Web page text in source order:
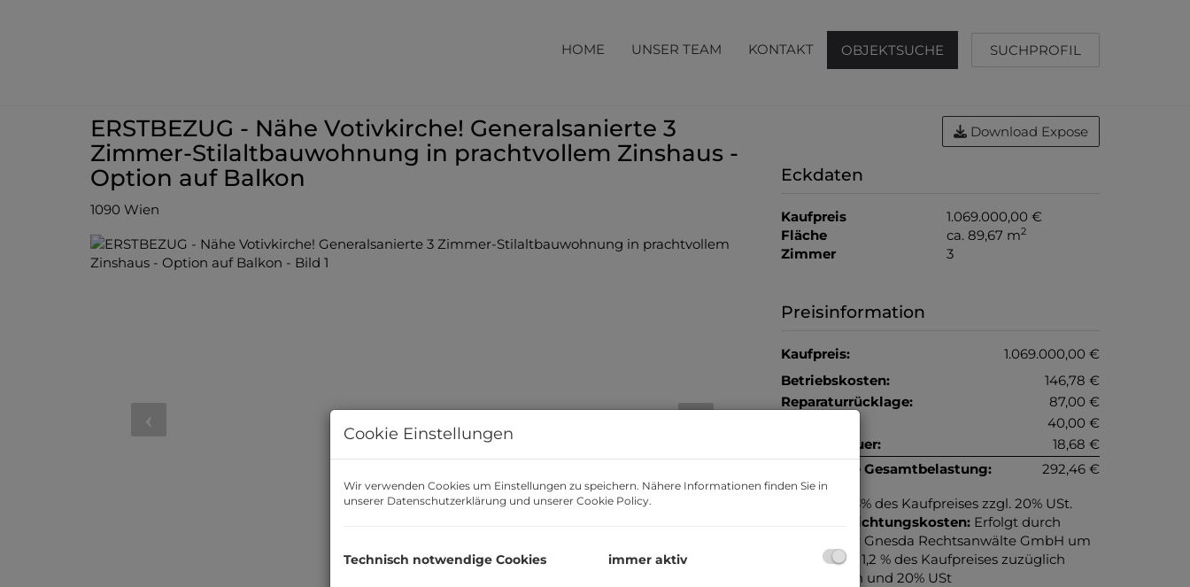
HOME UNSER TEAM KONTAKT OBJEKTSUCHE SUCHPROFIL
ERSTBEZUG - Nähe Votivkirche! Generalsanierte 3
Zimmer-Stilaltbauwohnung in prachtvollem Zinshaus -
Option auf Balkon
1090 Wien
Download Expose
Eckdaten
Kaufpreis
1.069.000,00 €
Fläche
ca. 89,67 m2
Zimmer 3
Preisinformation
Kaufpreis:
1.069.000,00 €
Betriebskosten:
146,78 €
Reparaturrücklage:
87,00 €
40,00 €
Umsatzsteuer:
18,68 €
monatliche Gesamtbelastung:
292,46 €
3% des Kaufpreises zzgl. 20% USt.
Vertragserrichtungskosten: Erfolgt durch
Tiefenthaler Gnesda Rechtsanwälte GmbH um
EUR (netto) 1,2 % des Kaufpreises zuzüglich
Barauslagen und 20% USt
Cookie Einstellungen
Wir verwenden Cookies um Einstellungen zu speichern. Nähere Informationen finden Sie in
unserer Datenschutzerklärung und unserer Cookie Policy.
Technisch notwendige Cookies immer aktiv